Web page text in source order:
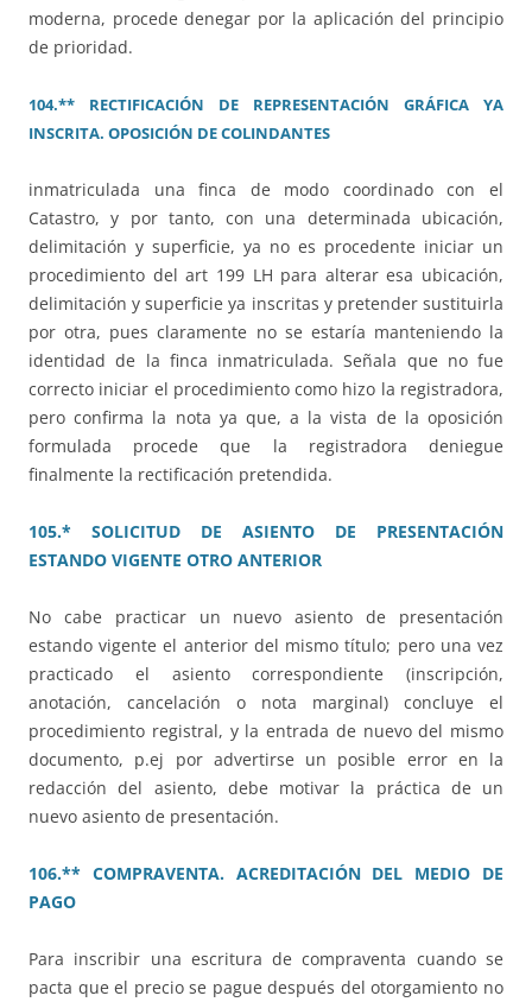
moderna, procede denegar por la aplicación del principio
de prioridad.
104.** RECTIFICACIÓN DE REPRESENTACIÓN GRÁFICA YA
INSCRITA. OPOSICIÓN DE COLINDANTES
inmatriculada una finca de modo coordinado con el
Catastro, y por tanto, con una determinada ubicación,
delimitación y superficie, ya no es procedente iniciar un
procedimiento del art 199 LH para alterar esa ubicación,
delimitación y superficie ya inscritas y pretender sustituirla
por otra, pues claramente no se estaría manteniendo la
identidad de la finca inmatriculada. Señala que no fue
correcto iniciar el procedimiento como hizo la registradora,
pero confirma la nota ya que, a la vista de la oposición
formulada procede que la registradora deniegue
finalmente la rectificación pretendida.
105.* SOLICITUD DE ASIENTO DE PRESENTACIÓN
ESTANDO VIGENTE OTRO ANTERIOR
No cabe practicar un nuevo asiento de presentación
estando vigente el anterior del mismo título; pero una vez
practicado el asiento correspondiente (inscripción,
anotación, cancelación o nota marginal) concluye el
procedimiento registral, y la entrada de nuevo del mismo
documento, p.ej por advertirse un posible error en la
redacción del asiento, debe motivar la práctica de un
nuevo asiento de presentación.
106.** COMPRAVENTA. ACREDITACIÓN DEL MEDIO DE
PAGO
Para inscribir una escritura de compraventa cuando se
pacta que el precio se pague después del otorgamiento no